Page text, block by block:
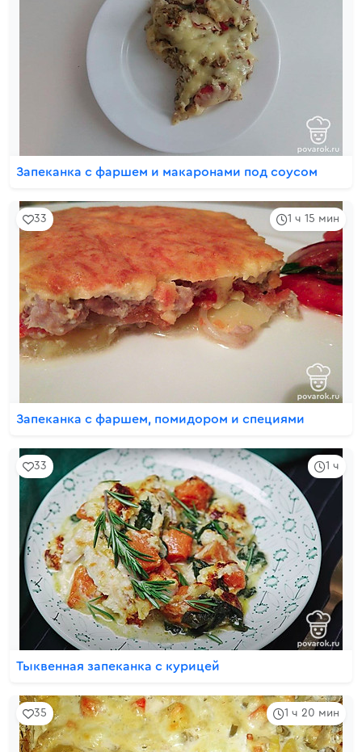
Запеканка с фаршем и макаронами под соусом
1 ч 15 мин
33
Запеканка с фаршем, помидором и специями
1 ч
33
Тыквенная запеканка с курицей
1 ч 20 мин
35